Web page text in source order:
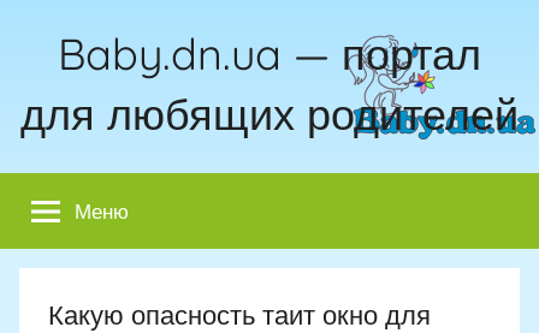
Baby.dn.ua — портал
для любящих родителей
Меню
Какую опасность таит окно для